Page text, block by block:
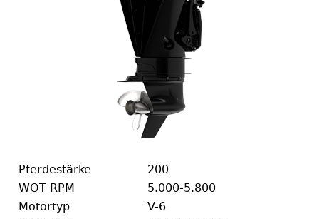
Pferdestärke
200
WOT RPM
5.000-5.800
Motortyp
V-6